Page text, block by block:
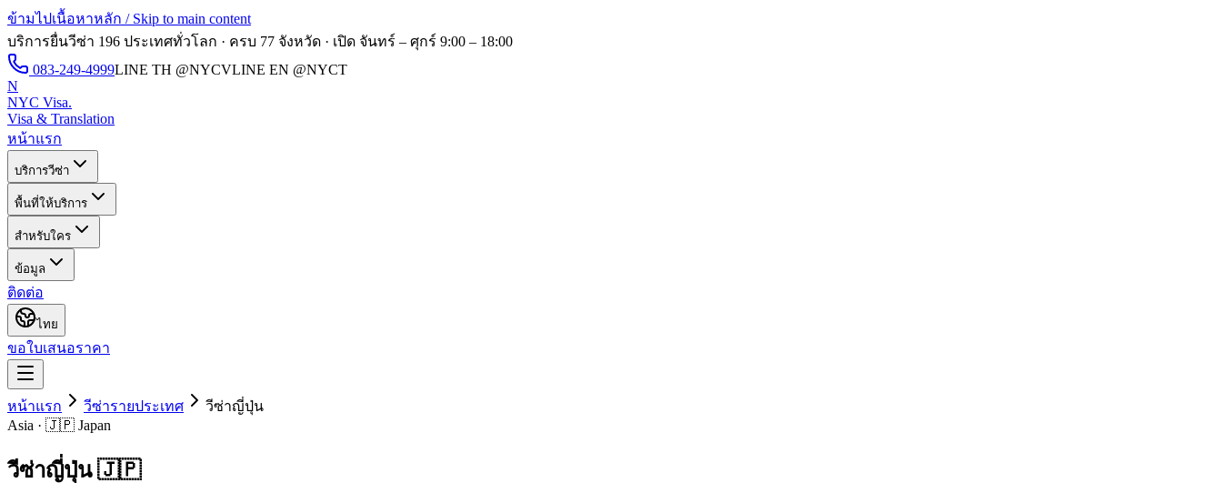
ข้ามไปเนื้อหาหลัก / Skip to main content
บริการยื่นวีซ่า 196 ประเทศทั่วโลก · ครบ 77 จังหวัด · เปิด จันทร์ – ศุกร์ 9:00 – 18:00
083-249-4999LINE TH @NYCVLINE EN @NYCT
N
NYC Visa.
Visa & Translation
หน้าแรก
บริการวีซ่า
พื้นที่ให้บริการ
สำหรับใคร
ข้อมูล
ติดต่อ
ไทย
ขอใบเสนอราคา
หน้าแรก วีซ่ารายประเทศ วีซ่าญี่ปุ่น
Asia · 🇯🇵 Japan
วีซ่าญี่ปุ่น 🇯🇵